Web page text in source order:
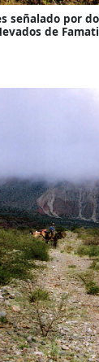
3.000
de
los
el
también